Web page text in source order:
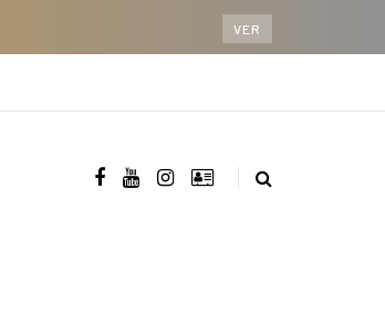
VER